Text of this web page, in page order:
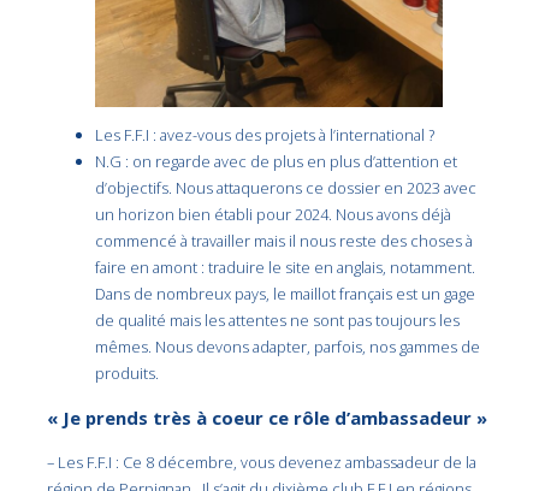
Les F.F.I : avez-vous des projets à l’international ?
N.G : on regarde avec de plus en plus d’attention et
d’objectifs. Nous attaquerons ce dossier en 2023 avec
un horizon bien établi pour 2024. Nous avons déjà
commencé à travailler mais il nous reste des choses à
faire en amont : traduire le site en anglais, notamment.
Dans de nombreux pays, le maillot français est un gage
de qualité mais les attentes ne sont pas toujours les
mêmes. Nous devons adapter, parfois, nos gammes de
produits.
« Je prends très à coeur ce rôle d’ambassadeur »
– Les F.F.I : Ce 8 décembre, vous devenez ambassadeur de la